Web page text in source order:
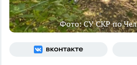
Фото: СУ СКР по